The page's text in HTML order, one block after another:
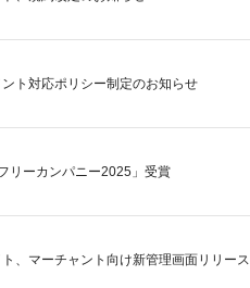
ト対応ポリシー制定のお知らせ
リーカンパニー2025」受賞
、マーチャント向け新管理画面リリース